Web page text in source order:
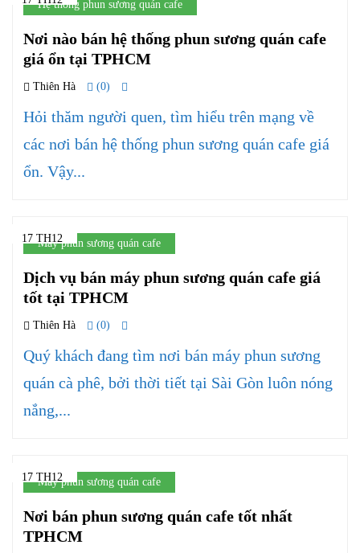
Hệ thống phun sương quán cafe
Nơi nào bán hệ thống phun sương quán cafe
giá ổn tại TPHCM
Thiên Hà (0)
Hỏi thăm người quen, tìm hiểu trên mạng về
các nơi bán hệ thống phun sương quán cafe giá
ổn. Vậy...
17 TH12
Máy phun sương quán cafe
Dịch vụ bán máy phun sương quán cafe giá
tốt tại TPHCM
Thiên Hà (0)
Quý khách đang tìm nơi bán máy phun sương
quán cà phê, bởi thời tiết tại Sài Gòn luôn nóng
nắng,...
17 TH12
Máy phun sương quán cafe
Nơi bán phun sương quán cafe tốt nhất
TPHCM